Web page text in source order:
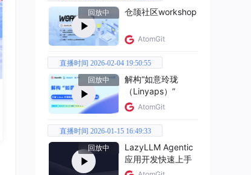
回放中
仓颉社区workshop
AtomGit
直播时间 2026-02-04 19:50:55
回放中
解构“如意玲珑
（Linyaps）”
AtomGit
直播时间 2026-01-15 16:49:33
回放中
LazyLLM Agentic
应用开发快速上手